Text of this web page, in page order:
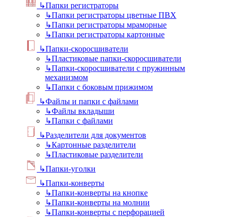
↳Папки регистраторы
↳Папки регистраторы цветные ПВХ
↳Папки регистраторы мраморные
↳Папки регистраторы картонные
↳Папки-скоросшиватели
↳Пластиковые папки-скоросшиватели
↳Папки-скоросшиватели с пружинным
механизмом
↳Папки с боковым прижимом
↳Файлы и папки с файлами
↳Файлы вкладыши
↳Папки с файлами
↳Разделители для документов
↳Картонные разделители
↳Пластиковые разделители
↳Папки-уголки
↳Папки-конверты
↳Папки-конверты на кнопке
↳Папки-конверты на молнии
↳Папки-конверты с перфорацией